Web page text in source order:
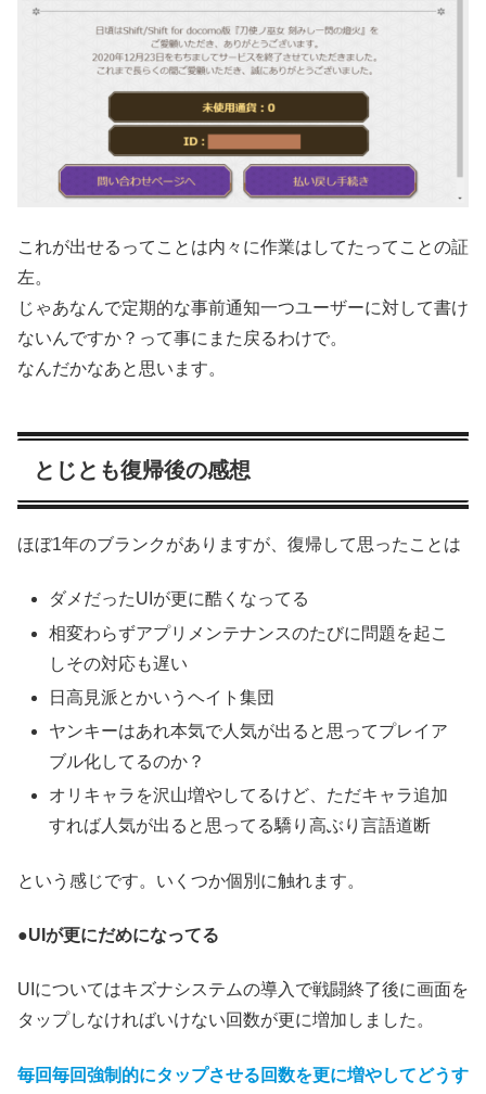
これが出せるってことは内々に作業はしてたってことの証
左。
じゃあなんで定期的な事前通知一つユーザーに対して書け
ないんですか？って事にまた戻るわけで。
なんだかなあと思います。
とじとも復帰後の感想
ほぼ1年のブランクがありますが、復帰して思ったことは
ダメだったUIが更に酷くなってる
相変わらずアプリメンテナンスのたびに問題を起こ
しその対応も遅い
日高見派とかいうヘイト集団
ヤンキーはあれ本気で人気が出ると思ってプレイア
ブル化してるのか？
オリキャラを沢山増やしてるけど、ただキャラ追加
すれば人気が出ると思ってる驕り高ぶり言語道断
という感じです。いくつか個別に触れます。
●UIが更にだめになってる
UIについてはキズナシステムの導入で戦闘終了後に画面を
タップしなければいけない回数が更に増加しました。
毎回毎回強制的にタップさせる回数を更に増やしてどうす